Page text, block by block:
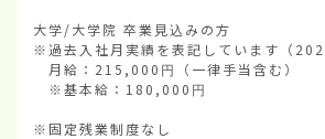
大学/大学院 卒業見込みの方
※過去入社月実績を表記しています（
月給：215,000円（一律手当含む）
※基本給：180,000円
※固定残業制度なし